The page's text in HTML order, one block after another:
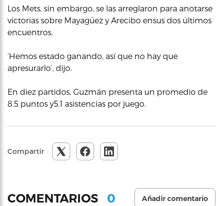
Los Mets, sin embargo, se las arreglaron para anotarse
victorias sobre Mayagüez y Arecibo ensus dos últimos
encuentros.
‘Hemos estado ganando, así que no hay que
apresurarlo’, dijo.
En diez partidos, Guzmán presenta un promedio de
8.5 puntos y5.1 asistencias por juego.
Compartir
COMENTARIOS 0 Añadir comentario